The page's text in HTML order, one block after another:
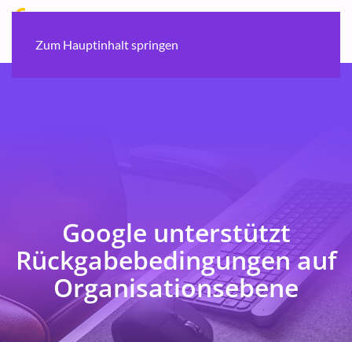
Zum Hauptinhalt springen
Google unterstützt
Rückgabebedingungen auf
Organisationsebene